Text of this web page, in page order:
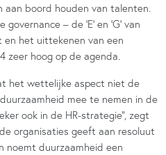
boord houden van talenten.
– de ‘E’ en ‘G’ van
en het uittekenen van een
zeer hoog op de agenda.
het wettelijke aspect niet de
mee te nemen in de
ook in de HR-strategie”, zegt
organisaties geeft aan resoluut
noemt duurzaamheid een